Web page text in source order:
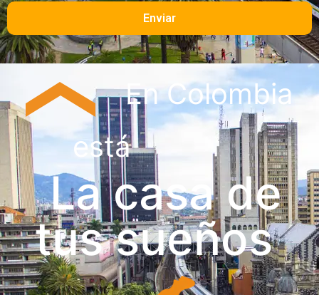
Enviar
En Colombia
está
La casa de
tus sueños